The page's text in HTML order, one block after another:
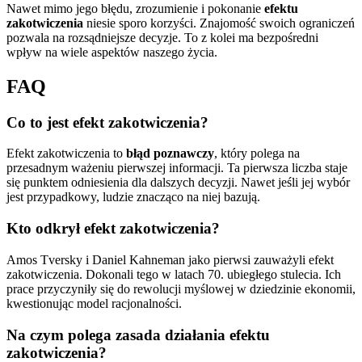
Nawet mimo jego błędu, zrozumienie i pokonanie efektu
zakotwiczenia niesie sporo korzyści. Znajomość swoich ograniczeń
pozwala na rozsądniejsze decyzje. To z kolei ma bezpośredni
wpływ na wiele aspektów naszego życia.
FAQ
Co to jest efekt zakotwiczenia?
Efekt zakotwiczenia to błąd poznawczy, który polega na
przesadnym ważeniu pierwszej informacji. Ta pierwsza liczba staje
się punktem odniesienia dla dalszych decyzji. Nawet jeśli jej wybór
jest przypadkowy, ludzie znacząco na niej bazują.
Kto odkrył efekt zakotwiczenia?
Amos Tversky i Daniel Kahneman jako pierwsi zauważyli efekt
zakotwiczenia. Dokonali tego w latach 70. ubiegłego stulecia. Ich
prace przyczyniły się do rewolucji myślowej w dziedzinie ekonomii,
kwestionując model racjonalności.
Na czym polega zasada działania efektu
zakotwiczenia?